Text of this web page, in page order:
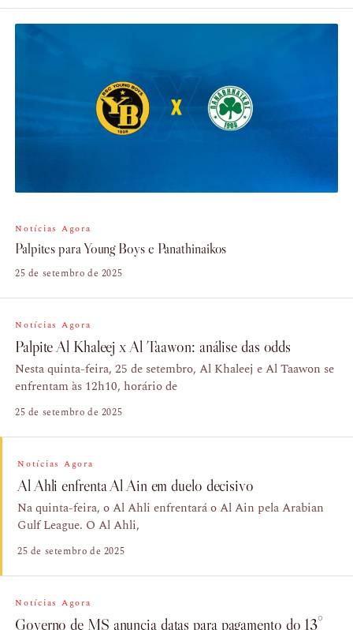
Notícias Agora
Palpites para Young Boys e Panathinaikos
25 de setembro de 2025
Notícias Agora
Palpite Al Khaleej x Al Taawon: análise das odds
Nesta quinta-feira, 25 de setembro, Al Khaleej e Al Taawon se
enfrentam às 12h10, horário de
25 de setembro de 2025
Notícias Agora
Al Ahli enfrenta Al Ain em duelo decisivo
Na quinta-feira, o Al Ahli enfrentará o Al Ain pela Arabian
Gulf League. O Al Ahli,
25 de setembro de 2025
Notícias Agora
Governo de MS anuncia datas para pagamento do 13°